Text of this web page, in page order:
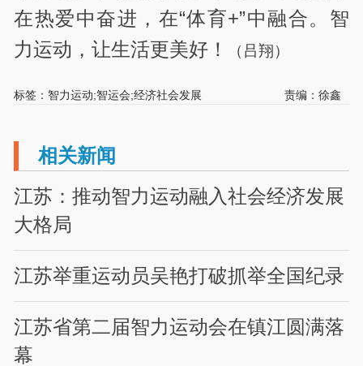
在热爱中奋进，在“体育+”中融合。智
力运动，让生活更美好！
（吕翔）
标签：智力运动;智运会;经济社会发展 责编：徐鑫
相关新闻
江苏：推动智力运动融入社会经济发展
大格局
江苏举重运动员吴艳打破抓举全国纪录
江苏省第二届智力运动会在镇江圆满落
幕